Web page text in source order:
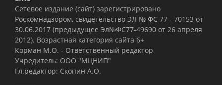
Сетевое издание (сайт) зарегистрировано
Роскомнадзором, свидетельство ЭЛ № ФС 77 - 70153 от
30.06.2017 (предыдущее Эл№ФC77-49690 от 26 апреля
2012). Возрастная категория сайта 6+
Корман М.О. - Ответственный редактор
Учредитель: ООО "МЦНИП"
Гл.редактор: Скопин А.О.